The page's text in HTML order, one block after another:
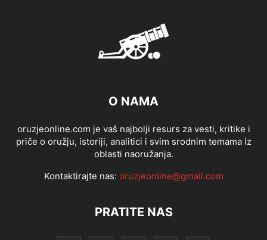
O NAMA
oruzjeonline.com je vaš najbolji resurs za vesti, kritike i
priče o oružju, istoriji, analitici i svim srodnim temama iz
oblasti naoružanja.
Kontaktirajte nas: oruzjeonline@gmail.com
PRATITE NAS